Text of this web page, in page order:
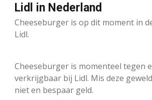
Lidl in Nederland
Cheeseburger is op dit moment in
Lidl.
Cheeseburger is momenteel tegen
verkrijgbaar bij Lidl. Mis deze
niet en bespaar geld.